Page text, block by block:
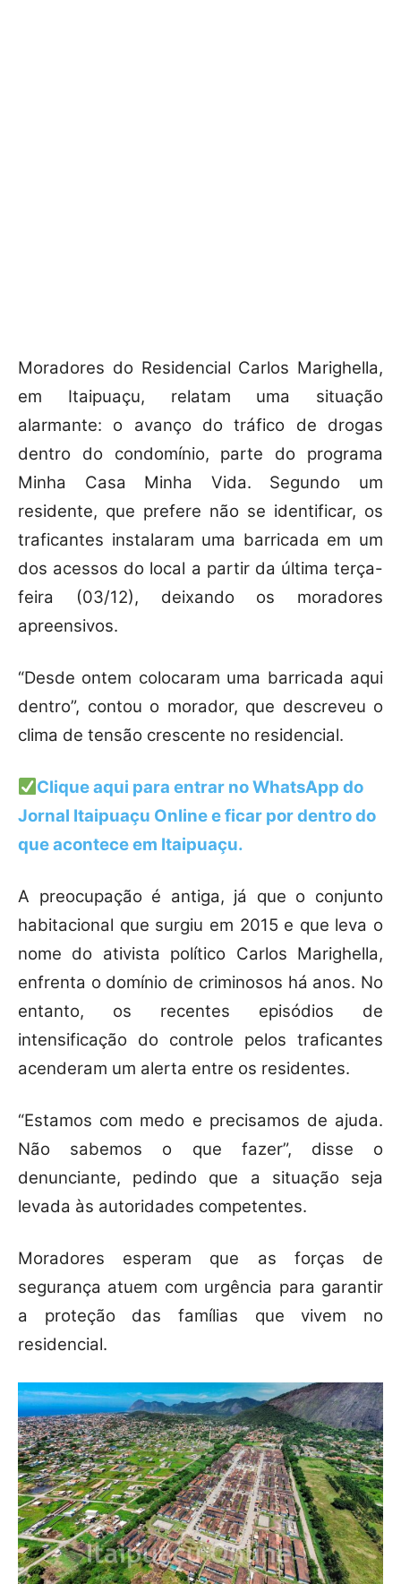
Moradores do Residencial Carlos Marighella,
em Itaipuaçu, relatam uma situação
alarmante: o avanço do tráfico de drogas
dentro do condomínio, parte do programa
Minha Casa Minha Vida. Segundo um
residente, que prefere não se identificar, os
traficantes instalaram uma barricada em um
dos acessos do local a partir da última terça-
feira (03/12), deixando os moradores
apreensivos.
“Desde ontem colocaram uma barricada aqui
dentro”, contou o morador, que descreveu o
clima de tensão crescente no residencial.
Clique aqui para entrar noWhatsApp do
Jornal Itaipuaçu Online e ficar por dentro do
que acontece em Itaipuaçu.
A preocupação é antiga, já que o conjunto
habitacional que surgiu em 2015 e que leva o
nome do ativista político Carlos Marighella,
enfrenta o domínio de criminosos há anos. No
entanto, os recentes episódios de
intensificação do controle pelos traficantes
acenderam um alerta entre os residentes.
“Estamos com medo e precisamos de ajuda.
Não sabemos o que fazer”, disse o
denunciante, pedindo que a situação seja
levada às autoridades competentes.
Moradores esperam que as forças de
segurança atuem com urgência para garantir
a proteção das famílias que vivem no
residencial.